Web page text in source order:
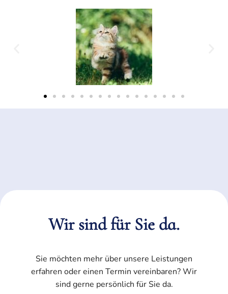
Wir sind für Sie da.
Sie möchten mehr über unsere Leistungen
erfahren oder einen Termin vereinbaren? Wir
sind gerne persönlich für Sie da.